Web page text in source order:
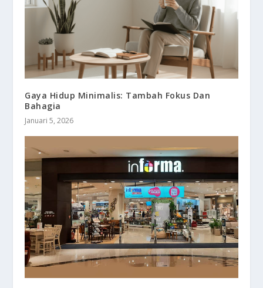
Gaya Hidup Minimalis: Tambah Fokus Dan
Bahagia
Januari 5, 2026